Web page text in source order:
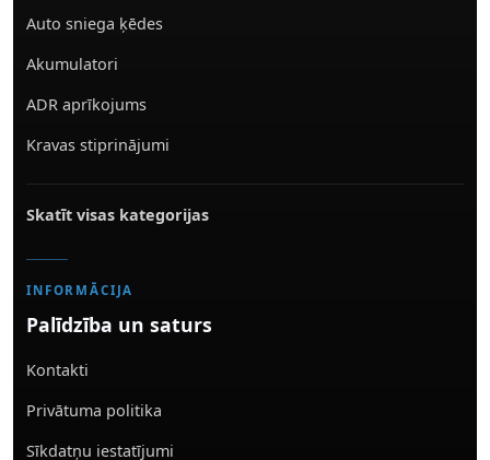
Auto sniega ķēdes
Akumulatori
ADR aprīkojums
Kravas stiprinājumi
Skatīt visas kategorijas
INFORMĀCIJA
Palīdzība un saturs
Kontakti
Privātuma politika
Sīkdatņu iestatījumi